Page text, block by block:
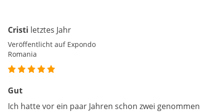
Cristi letztes Jahr
Veröffentlicht auf Expondo
Romania
Gut
Ich hatte vor ein paar Jahren schon zwei genommen